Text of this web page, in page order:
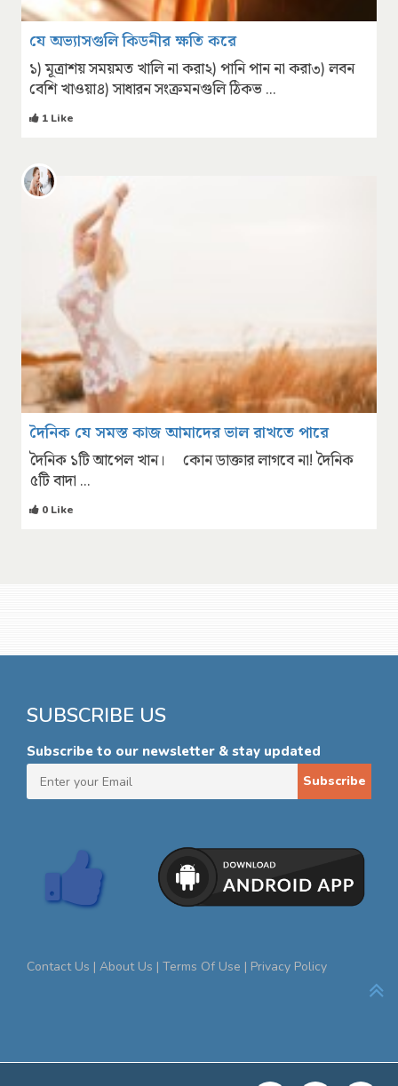
যে অভ্যাসগুলি কিডনীর ক্ষতি করে
১) মূত্রাশয় সময়মত খালি না করা২) পানি পান না করা৩) লবন
বেশি খাওয়া৪) সাধারন সংক্রমনগুলি ঠিকভ ...
1 Like
দৈনিক যে সমস্ত কাজ আমাদের ভাল রাখতে পারে
দৈনিক ১টি আপেল খান। কোন ডাক্তার লাগবে না! দৈনিক
৫টি বাদা ...
0 Like
SUBSCRIBE US
Subscribe to our newsletter & stay updated
Subscribe
Contact Us | About Us | Terms Of Use | Privacy Policy